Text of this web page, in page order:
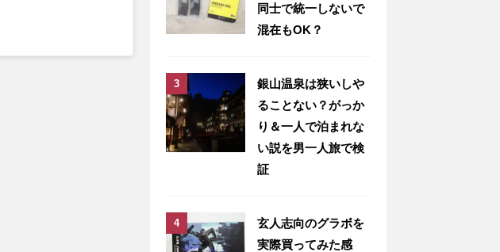
同士で統一しないで
混在もOK？
銀山温泉は狭いしや
ることない？がっか
り＆一人で泊まれな
い説を男一人旅で検
証
玄人志向のグラボを
実際買ってみた感